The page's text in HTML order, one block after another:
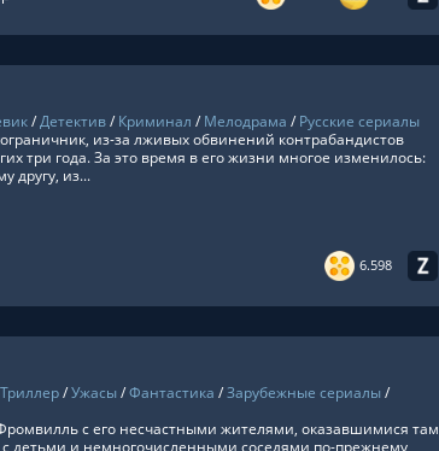
/Детектив/ Криминал / Мелодрама / Русские сериалы
6.598
из-за лживых обвинений контрабандистов
три года. За это время в его жизни многое изменилось:
другу, из...
Триллер/Ужасы/Фантастика /Зарубежные сериалы/
с его несчастными жителями, оказавшимися там
детьми и немногочисленными соседями по-прежнему